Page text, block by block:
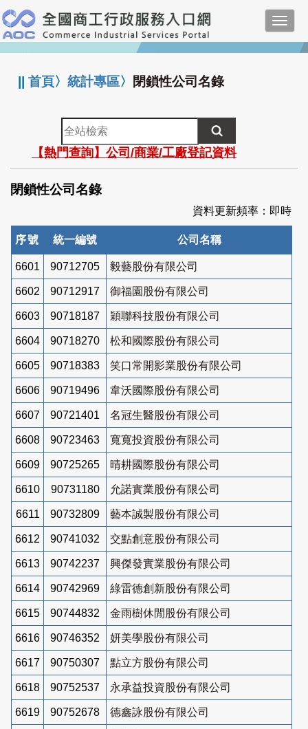
跳
到
主
要
:::
||首頁〉統計專區〉 閉鎖性公司名錄
全
站
檢
索
【熱門查詢】公司/商業/工廠登記資料
閉鎖性公司名錄
資料更新頻率：即時
序號 統一編號 公司名稱
6601 90712705 毅藝股份有限公司
6602 90712917 御福園股份有限公司
6603 90718187 穎聯科技股份有限公司
6604 90718270 松和國際股份有限公司
6605 90718383 笑口常開影業股份有限公司
6606 90719496 韋沃國際股份有限公司
6607 90721401 名冠生醫股份有限公司
6608 90723463 寬寬投資股份有限公司
6609 90725265 晴耕國際股份有限公司
6610 90731180 允諾實業股份有限公司
6611 90732809 藝本誠製股份有限公司
6612 90741032 交點創意股份有限公司
6613 90742237 興傑發實業股份有限公司
6614 90742969 綠雷德創新股份有限公司
6615 90744832 金雨樹休閒股份有限公司
6616 90746352 妍美學股份有限公司
6617 90750307 點立方股份有限公司
6618 90752537 永承益投資股份有限公司
6619 90752678 德鑫詠股份有限公司